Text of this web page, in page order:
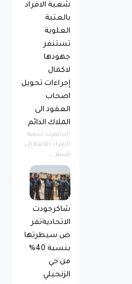
شعبة الافراد
بالعتبة
العلوية
تستنفر
جهودها
لاكمال
إجراءات تحويل
اصحاب
العقود الى
الملاك الدائم
استنفرت شعبة
الأفراد التابعة إلى
قسم...
شاكرجودت
الاتحاديةتفر
ض سيطرتها
بنسبة 40%
من حي
الزنجيلي